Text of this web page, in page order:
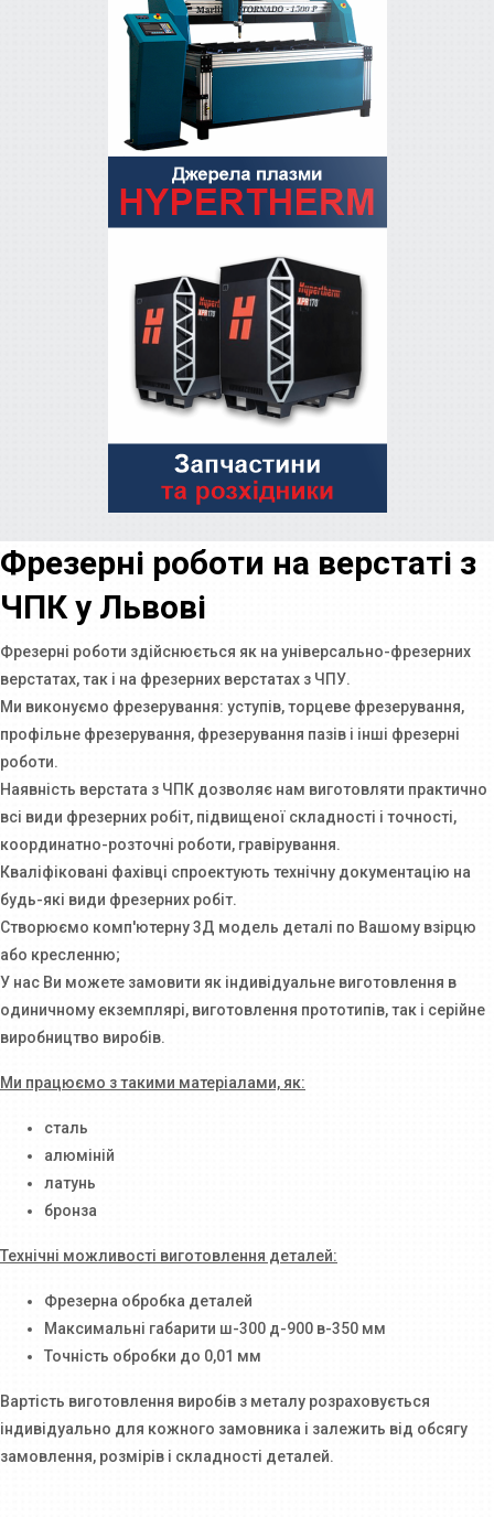
Фрезерні роботи на верстаті з
ЧПК у Львові
Фрезерні роботи здійснюється як на універсально-фрезерних
верстатах, так і на фрезерних верстатах з ЧПУ.
Ми виконуємо фрезерування: уступів, торцеве фрезерування,
профільне фрезерування, фрезерування пазів і інші фрезерні
роботи.
Наявність верстата з ЧПК дозволяє нам виготовляти практично
всі види фрезерних робіт, підвищеної складності і точності,
координатно-розточні роботи, гравірування.
Кваліфіковані фахівці спроектують технічну документацію на
будь-які види фрезерних робіт.
Створюємо комп'ютерну 3Д модель деталі по Вашому взірцю
або кресленню;
У нас Ви можете замовити як індивідуальне виготовлення в
одиничному екземплярі, виготовлення прототипів, так і серійне
виробництво виробів.
Ми працюємо з такими матеріалами, як:
сталь
алюміній
латунь
бронза
Технічні можливості виготовлення деталей:
Фрезерна обробка деталей
Максимальні габарити ш-300 д-900 в-350 мм
Точність обробки до 0,01 мм
Вартість виготовлення виробів з металу розраховується
індивідуально для кожного замовника і залежить від обсягу
замовлення, розмірів і складності деталей.